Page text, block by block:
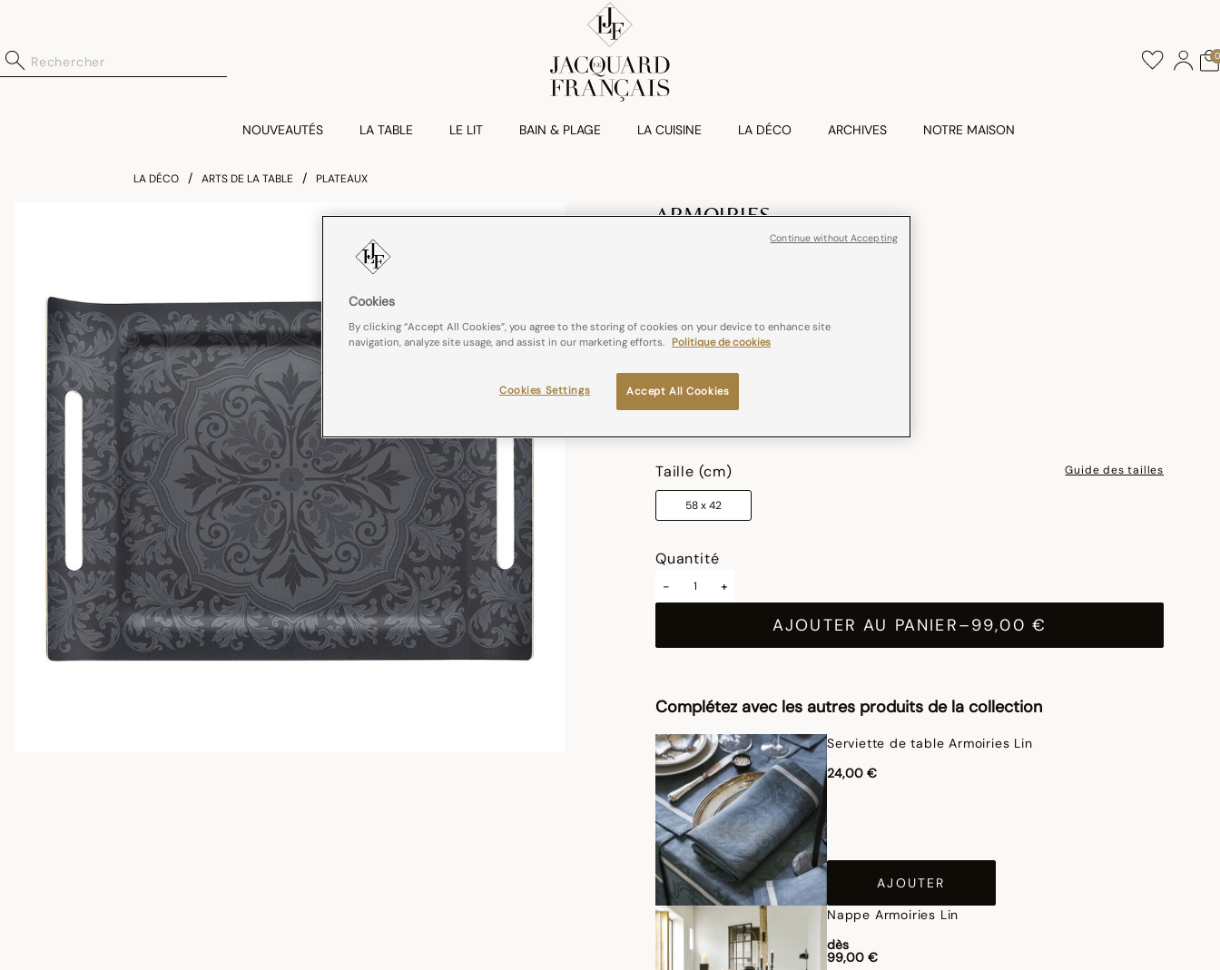
0
NOUVEAUTÉS LA TABLE LE LIT BAIN & PLAGE LA CUISINE LA DÉCO ARCHIVES NOTRE MAISON
LA DÉCO ARTS DE LA TABLE PLATEAUX
ARMOIRIES
Plateau Armoiries Bois
bouleau
Couleurs :Jais
Taille (cm) Guide des tailles
58 x 42
Quantité
- +
AJOUTER AU PANIER–99,00 €
Complétez avec les autres produits de la collection
Serviette de table Armoiries Lin
24,00 €
AJOUTER
Nappe Armoiries Lin
dès
99,00 €
Cookies
By clicking “Accept All Cookies”, you agree to the storing of cookies on your device to enhance site
navigation, analyze site usage, and assist in our marketing efforts. Politique de cookies
Accept All Cookies
Cookies Settings
Continue without Accepting